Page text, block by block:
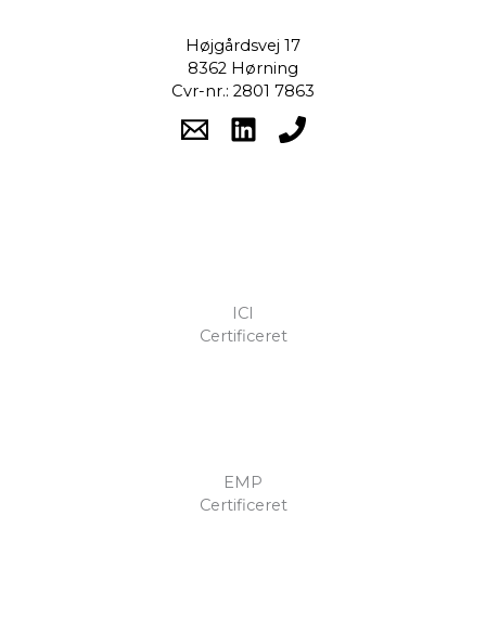
Højgårdsvej 17
8362 Hørning
Cvr-nr.: 2801 7863
ICI
Certificeret
EMP
Certificeret